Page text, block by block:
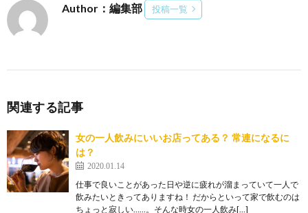
Author：編集部 投稿一覧
関連する記事
女の一人飲みにいいお店ってある？ 常連になるに
は？
2020.01.14
仕事で良いことがあった日や逆に疲れが溜まっていて一人で
飲みたいときってありますね！ だからといって家で飲むのは
ちょっと寂しい……。そんな時女の一人飲み[…]